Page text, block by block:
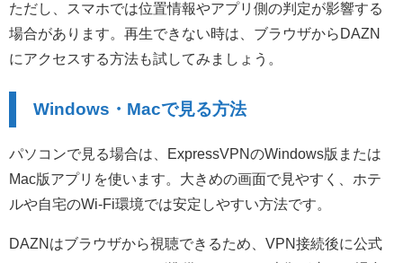
ただし、スマホでは位置情報やアプリ側の判定が影響する
場合があります。再生できない時は、ブラウザからDAZN
にアクセスする方法も試してみましょう。
Windows・Macで見る方法
パソコンで見る場合は、ExpressVPNのWindows版または
Mac版アプリを使います。大きめの画面で見やすく、ホテ
ルや自宅のWi-Fi環境では安定しやすい方法です。
DAZNはブラウザから視聴できるため、VPN接続後に公式